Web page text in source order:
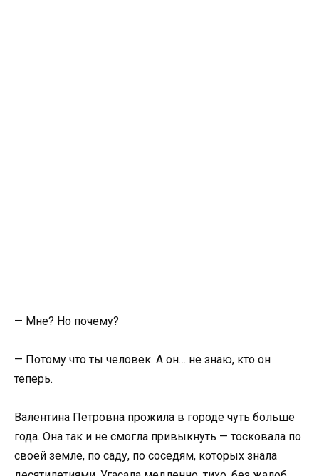
— Мне? Но почему?
— Потому что ты человек. А он… не знаю, кто он
теперь.
Валентина Петровна прожила в городе чуть больше
года. Она так и не смогла привыкнуть — тосковала по
своей земле, по саду, по соседям, которых знала